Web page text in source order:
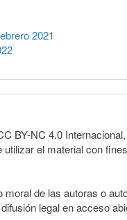
2021
BY-NC 4.0
el material con
de las autoras o
legal en acceso